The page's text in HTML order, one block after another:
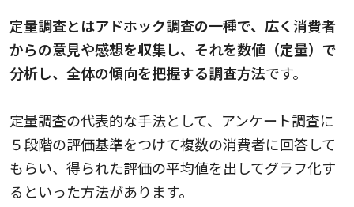
定量調査とはアドホック調査の一種で、広く消費者
からの意見や感想を収集し、それを数値（定量）で
分析し、全体の傾向を把握する調査方法です。
定量調査の代表的な手法として、アンケート調査に
５段階の評価基準をつけて複数の消費者に回答して
もらい、得られた評価の平均値を出してグラフ化す
るといった方法があります。